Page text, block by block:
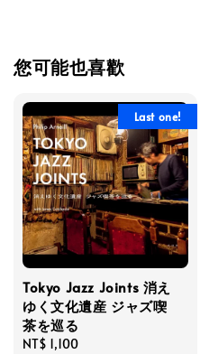
您可能也喜歡
Last one!
Tokyo Jazz Joints 消え
ゆく文化遺産 ジャズ喫
茶を巡る
Regular
NT$ 1,100